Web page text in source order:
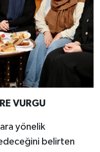
VURGU
yönelik
belirten